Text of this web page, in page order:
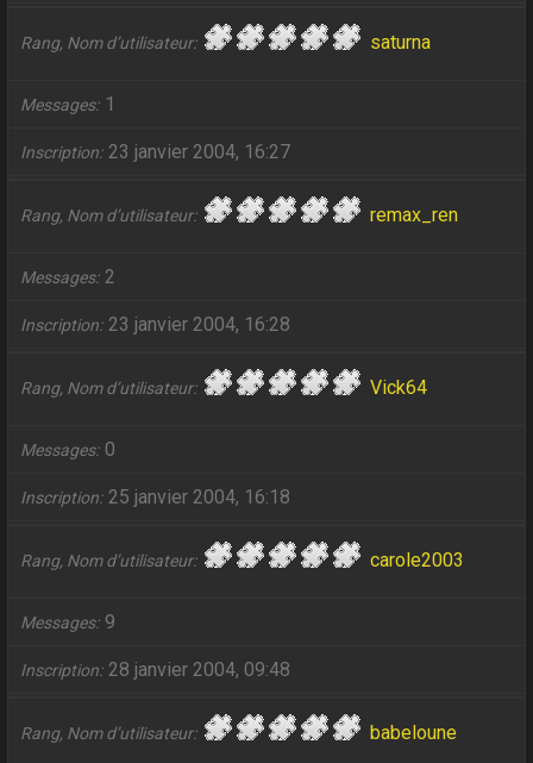
Rang, Nom d’utilisateur saturna
Messages 1
Inscription 23 janvier 2004, 16:27
Rang, Nom d’utilisateur remax_ren
Messages 2
Inscription 23 janvier 2004, 16:28
Rang, Nom d’utilisateur Vick64
Messages 0
Inscription 25 janvier 2004, 16:18
Rang, Nom d’utilisateur carole2003
Messages 9
Inscription 28 janvier 2004, 09:48
Rang, Nom d’utilisateur babeloune